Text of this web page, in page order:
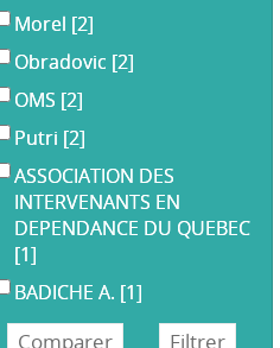
Morel [2]
Obradovic [2]
OMS [2]
Putri [2]
ASSOCIATION DES
INTERVENANTS EN
DEPENDANCE DU QUEBEC
[1]
BADICHE A. [1]